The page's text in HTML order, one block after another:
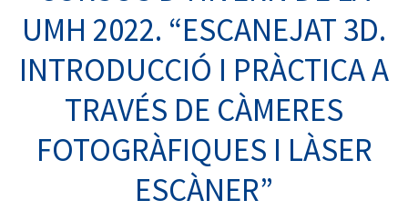
UMH 2022. “ESCANEJAT 3D.
INTRODUCCIÓ I PRÀCTICA A
TRAVÉS DE CÀMERES
FOTOGRÀFIQUES I LÀSER
ESCÀNER”